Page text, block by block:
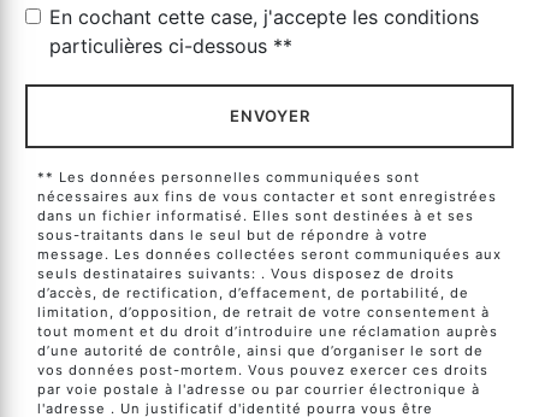
En cochant cette case, j'accepte les conditions
particulières ci-dessous **
ENVOYER
** Les données personnelles communiquées sont
nécessaires aux fins de vous contacter et sont enregistrées
dans un fichier informatisé. Elles sont destinées à et ses
sous-traitants dans le seul but de répondre à votre
message. Les données collectées seront communiquées aux
seuls destinataires suivants: . Vous disposez de droits
d’accès, de rectification, d’effacement, de portabilité, de
limitation, d’opposition, de retrait de votre consentement à
tout moment et du droit d’introduire une réclamation auprès
d’une autorité de contrôle, ainsi que d’organiser le sort de
vos données post-mortem. Vous pouvez exercer ces droits
par voie postale à l'adresse ou par courrier électronique à
l'adresse . Un justificatif d'identité pourra vous être